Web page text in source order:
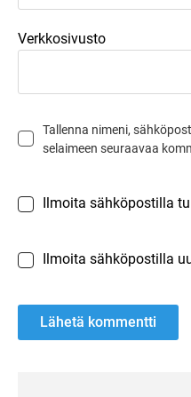
Verkkosivusto
Tallenna nimeni,
selaimeen seuraavaa
Ilmoita sähköpostilla
Ilmoita sähköpostilla